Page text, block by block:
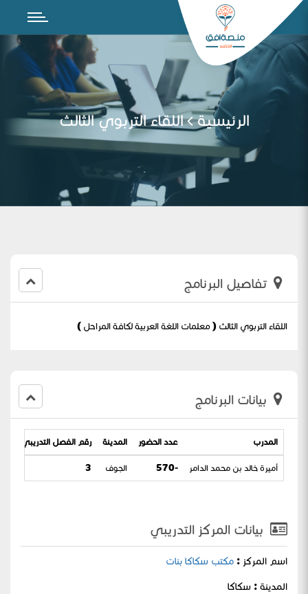
الرئيسية اللقاء التربوي الثالث
تفاصيل البرنامج
اللقاء التربوي الثالث ( معلمات اللغة العربية لكافة المراحل )
بيانات البرنامج
المدرب عدد الحضور المدينة رقم الفصل التدريبي
أميرة خالد بن محمد الدامر -570 الجوف 3
بيانات المركز التدريبي
اسم المركز : مكتب سكاكا بنات
المدينة : سكاكا